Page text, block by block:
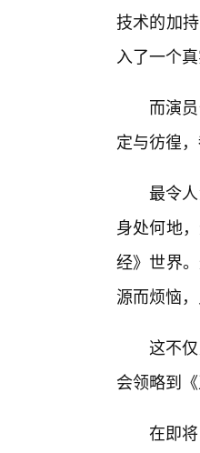
技术的加
入了一个
而演
定与彷徨
最令
身处何地
经》世界
源而烦恼
这不
会领略到
在即